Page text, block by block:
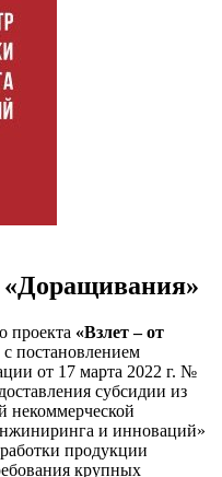
проекта «Взлет – от
с постановлением
от 17 марта 2022 г. №
субсидии из
некоммерческой
и инноваций»
продукции
крупных